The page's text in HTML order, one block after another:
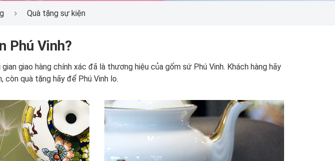
Quà tặng sự kiện
Phú Vinh?
giao hàng chính xác đã là thương hiệu của gốm sứ Phú Vinh. Khách hàng hãy
quà tặng hãy để Phú Vinh lo.